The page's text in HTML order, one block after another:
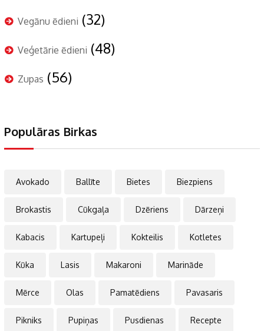
Vegānu ēdieni (32)
Veģetārie ēdieni (48)
Zupas (56)
Populāras Birkas
Avokado Ballīte Bietes Biezpiens
Brokastis Cūkgaļa Dzēriens Dārzeņi
Kabacis Kartupeļi Kokteilis Kotletes
Kūka Lasis Makaroni Marināde
Mērce Olas Pamatēdiens Pavasaris
Pikniks Pupiņas Pusdienas Recepte